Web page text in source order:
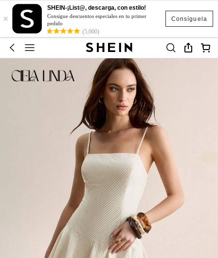
Consíguela
×
SHEIN-¡List@, descarga, con estilo!
Consigue descuentos especiales en tu primer
pedido
(5,000)